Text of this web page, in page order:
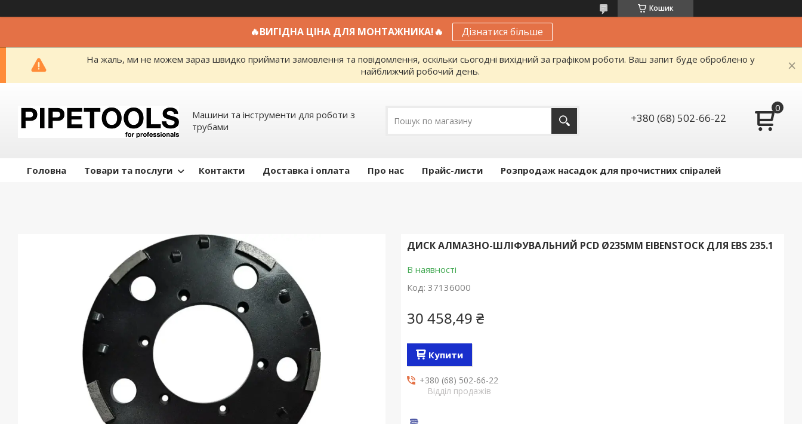
Кошик
🔥ВИГІДНА ЦІНА ДЛЯ МОНТАЖНИКА!🔥 Дізнатися більше
На жаль, ми не можем зараз швидко приймати замовлення та повідомлення, оскільки сьогодні вихідний за графіком роботи. Ваш запит буде оброблено у
найближчий робочий день.
Машини та інструменти для роботи з
трубами
+380 (68) 502-66-22
Головна Товари та послуги Контакти Доставка і оплата Про нас Прайс-листи Розпродаж насадок для прочистних спіралей
ДИСК АЛМАЗНО-ШЛІФУВАЛЬНИЙ PCD Ø235ММ EIBENSTOCK ДЛЯ EBS 235.1
В наявності
Код: 37136000
30 458,49 ₴
Купити
+380 (68) 502-66-22
Відділ продажів